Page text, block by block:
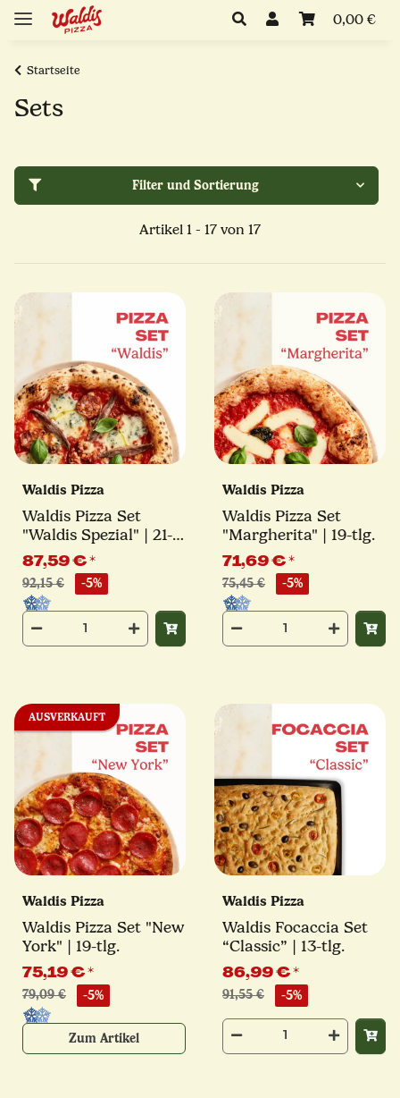
0,00 €
Startseite
Sets
Filter und Sortierung
Artikel 1 - 17 von 17
Waldis Pizza
Waldis Pizza Set
"Waldis Spezial" | 21-
tlg.
87,59 €*
92,15 € -5%
Waldis Pizza
Waldis Pizza Set
"Margherita" | 19-tlg.
71,69 €*
75,45 € -5%
AUSVERKAUFT
Waldis Pizza
Waldis Pizza Set "New
York" | 19-tlg.
75,19 €*
79,09 € -5%
Zum Artikel
Waldis Pizza
Waldis Focaccia Set
“Classic” | 13-tlg.
86,99 €*
91,55 € -5%